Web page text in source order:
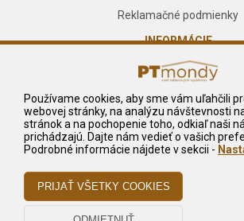
Reklamačné podmienky
INFORMÁCIE
O nás
Služby
NA STIAHNUTIE
Odstúpiť od zmluvy tu
Odstúpenie od zmluvy - pdf
Používame cookies, aby sme vám uľahčili
webovej stránky, na analýzu návštevnosti
stránok a na pochopenie toho, odkiaľ naši
prichádzajú. Dajte nám vedieť o vašich
Podrobné informácie nájdete v sekcii -